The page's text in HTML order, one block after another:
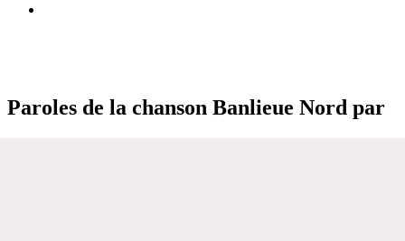
Paroles de la chanson Banlieue Nord par